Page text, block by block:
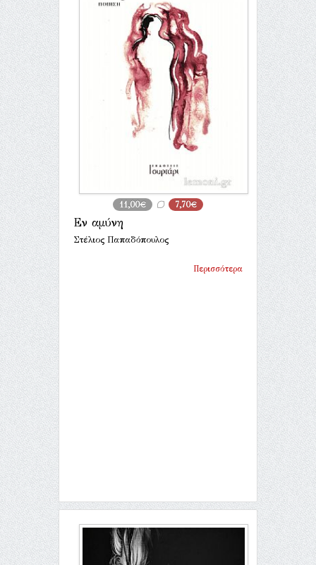
11,00€ 7,70€
Εν αμύνη
Στέλιος Παπαδόπουλος
Περισσότερα